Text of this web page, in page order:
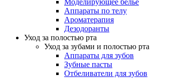
Моделирующее белье
Аппараты по телу
Ароматерапия
Дезодоранты
Уход за полостью рта
Уход за зубами и полостью рта
Аппараты для зубов
Зубные пасты
Отбеливатели для зубов